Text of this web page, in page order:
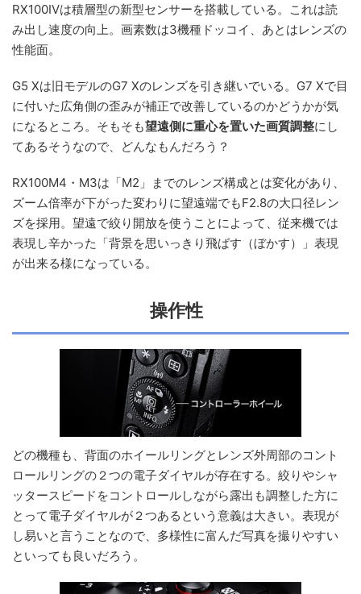
RX100IVは積層型の新型センサーを搭載している。これは読
み出し速度の向上。画素数は3機種ドッコイ、あとはレンズの
性能面。
G5 Xは旧モデルのG7 Xのレンズを引き継いでいる。G7 Xで目
に付いた広角側の歪みが補正で改善しているのかどうかが気
になるところ。そもそも望遠側に重心を置いた画質調整にし
てあるそうなので、どんなもんだろう？
RX100M4・M3は「M2」までのレンズ構成とは変化があり、
ズーム倍率が下がった変わりに望遠端でもF2.8の大口径レン
ズを採用。望遠で絞り開放を使うことによって、従来機では
表現し辛かった「背景を思いっきり飛ばす（ぼかす）」表現
が出来る様になっている。
操作性
どの機種も、背面のホイールリングとレンズ外周部のコント
ロールリングの２つの電子ダイヤルが存在する。絞りやシャ
ッタースピードをコントロールしながら露出も調整した方に
とって電子ダイヤルが２つあるという意義は大きい。表現が
し易いと言うことなので、多様性に富んだ写真を撮りやすい
といっても良いだろう。